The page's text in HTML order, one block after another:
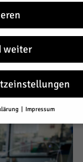
vorherige
weiter
Impressum
zu freiwilligen
um Erlaubnis bitten.